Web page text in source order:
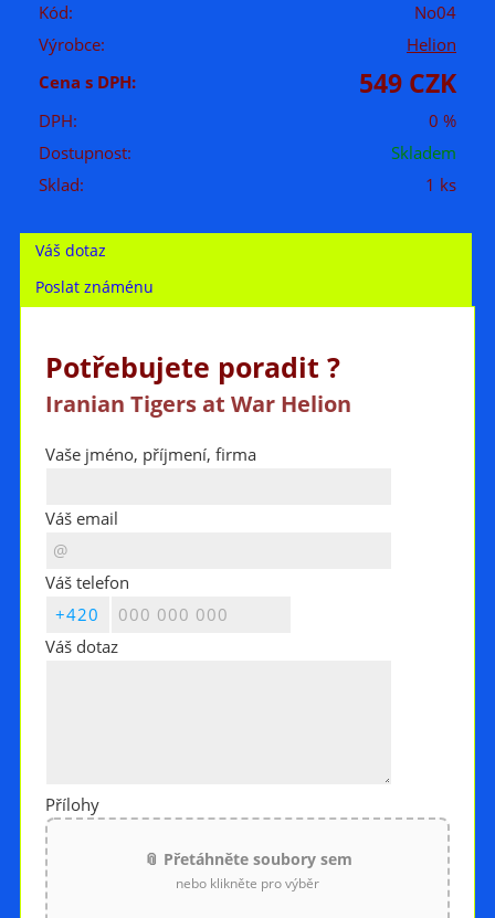
Kód:
No04
Výrobce:
Helion
Cena s DPH:
549 CZK
DPH:
0 %
Dostupnost:
Skladem
Sklad:
1 ks
Váš dotaz
Poslat známénu
Potřebujete poradit ?
Iranian Tigers at War Helion
Vaše jméno, příjmení, firma
Váš email
Váš telefon
Váš dotaz
Přílohy
📎 Přetáhněte soubory sem
nebo klikněte pro výběr